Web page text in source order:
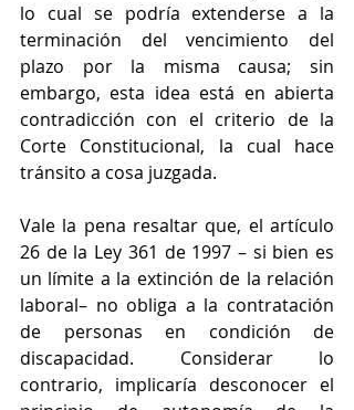
lo cual se podría extenderse a la
terminación del vencimiento del
plazo por la misma causa; sin
embargo, esta idea está en abierta
contradicción con el criterio de la
Corte Constitucional, la cual hace
tránsito a cosa juzgada.
Vale la pena resaltar que, el artículo
26 de la Ley 361 de 1997 – si bien es
un límite a la extinción de la relación
laboral– no obliga a la contratación
de personas en condición de
discapacidad. Considerar lo
contrario, implicaría desconocer el